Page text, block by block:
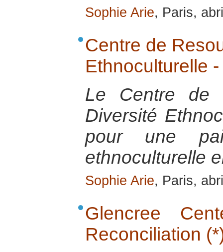
Sophie Arie, Paris,
Centre de
Ethnoculturelle
Le Centre de
Diversité
pour une
ethnoculturelle
Sophie Arie, Paris,
Glencree
Reconciliation